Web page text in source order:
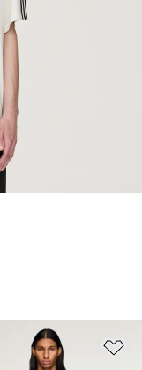
de Desejos